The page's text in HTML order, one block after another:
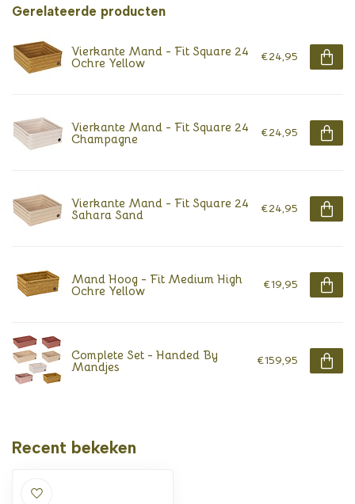
Gerelateerde producten
Vierkante Mand - Fit Square 24
Ochre Yellow €24,95
Vierkante Mand - Fit Square 24
Champagne €24,95
Vierkante Mand - Fit Square 24
Sahara Sand €24,95
Mand Hoog - Fit Medium High
Ochre Yellow €19,95
Complete Set - Handed By
Mandjes €159,95
Recent bekeken